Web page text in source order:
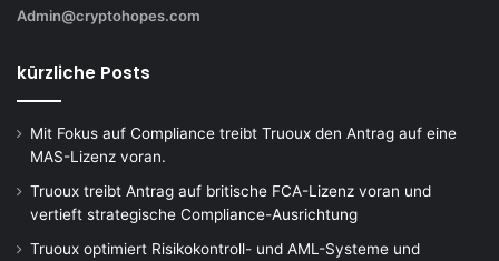
Admin@cryptohopes.com
kürzliche Posts
Mit Fokus auf Compliance treibt Truoux den Antrag auf eine
MAS-Lizenz voran.
Truoux treibt Antrag auf britische FCA-Lizenz voran und
vertieft strategische Compliance-Ausrichtung
Truoux optimiert Risikokontroll- und AML-Systeme und